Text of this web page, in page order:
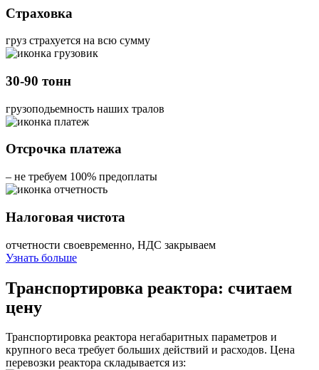
Страховка
груз страхуется на всю сумму
30-90 тонн
грузоподьемность наших тралов
Отсрочка платежа
– не требуем 100% предоплаты
Налоговая чистота
отчетности своевременно, НДС закрываем
Узнать больше
Транспортировка реактора: считаем
цену
Транспортировка реактора негабаритных параметров и
крупного веса требует больших действий и расходов. Цена
перевозки реактора складывается из: